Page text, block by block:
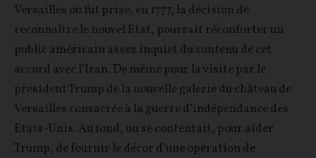
Versailles où fut prise, en 1777, la décision de
reconnaître le nouvel Etat, pourrait réconforter un
public américain assez inquiet du contenu de cet
accord avec l’Iran. De même pour la visite par le
président Trump de la nouvelle galerie du château de
Versailles consacrée à la guerre d’indépendance des
Etats-Unis. Au fond, on se contentait, pour aider
Trump, de fournir le décor d’une opération de